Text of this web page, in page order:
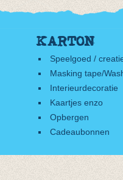
KARTON
Speelgoed /
Masking tape/
Interieurdecoratie
Kaartjes enzo
Opbergen
Cadeaubonnen